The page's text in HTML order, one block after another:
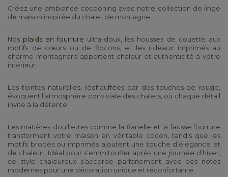
Créez une ambiance cocooning avec notre collection de linge
de maison inspirée du chalet de montagne.
Nos plaids en fourrure ultra-doux, les housses de couette aux
motifs de cœurs ou de flocons, et les rideaux imprimés au
charme montagnard apportent chaleur et authenticité à votre
intérieur.
Les teintes naturelles, réchauffées par des touches de rouge,
évoquent l’atmosphère conviviale des chalets, où chaque détail
invite à la détente.
Les matières douillettes comme la flanelle et la fausse fourrure
transforment votre maison en véritable cocon, tandis que les
motifs brodés ou imprimés ajoutent une touche d’élégance et
de chaleur. Idéal pour s’emmitoufler après une journée d’hiver,
ce style chaleureux s’accorde parfaitement avec des notes
modernes pour une décoration unique et réconfortante.